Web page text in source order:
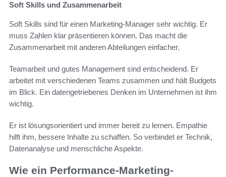
Soft Skills und Zusammenarbeit
Soft Skills sind für einen Marketing-Manager sehr wichtig. Er
muss Zahlen klar präsentieren können. Das macht die
Zusammenarbeit mit anderen Abteilungen einfacher.
Teamarbeit und gutes Management sind entscheidend. Er
arbeitet mit verschiedenen Teams zusammen und hält Budgets
im Blick. Ein datengetriebenes Denken im Unternehmen ist ihm
wichtig.
Er ist lösungsorientiert und immer bereit zu lernen. Empathie
hilft ihm, bessere Inhalte zu schaffen. So verbindet er Technik,
Datenanalyse und menschliche Aspekte.
Wie ein Performance-Marketing-